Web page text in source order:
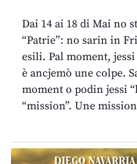
Dai 14 ai 18 di Mai no
“Patrie”: no sarin in
esili. Pal moment,
è ancjemò une colpe.
moment o podin jessi
“mission”. Une